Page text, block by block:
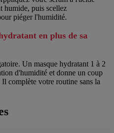
humide, puis scellez
piéger l'humidité.
en plus de sa
Un masque hydratant 1 à 2
d'humidité et donne un coup
complète votre routine sans la